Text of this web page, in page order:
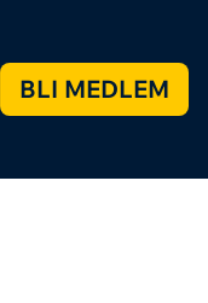
BLI MEDLEM